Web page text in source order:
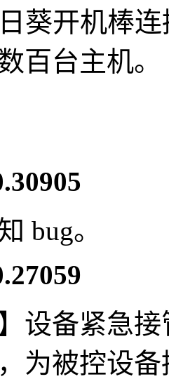
开机棒连
百台主机。
。
备紧急接
为被控设